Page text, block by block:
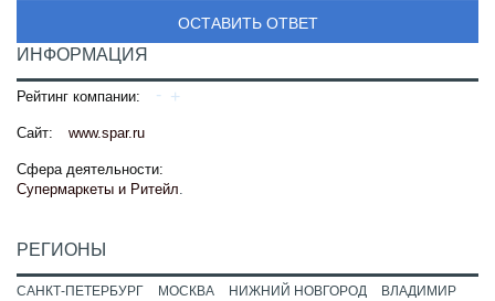
ОСТАВИТЬ ОТВЕТ
ИНФОРМАЦИЯ
Рейтинг компании:
Сайт: www.spar.ru
Сфера деятельности:
Супермаркеты и Ритейл.
РЕГИОНЫ
САНКТ-ПЕТЕРБУРГ МОСКВА НИЖНИЙ НОВГОРОД
ВЛАДИМИР